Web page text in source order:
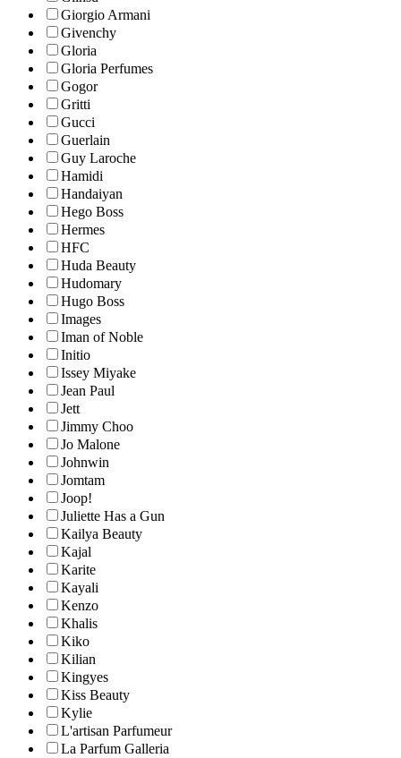
Giorgio Armani
Givenchy
Gloria
Gloria Perfumes
Gogor
Gritti
Gucci
Guerlain
Guy Laroche
Hamidi
Handaiyan
Hego Boss
Hermes
HFC
Huda Beauty
Hudomary
Hugo Boss
Images
Iman of Noble
Initio
Issey Miyake
Jean Paul
Jett
Jimmy Choo
Jo Malone
Johnwin
Jomtam
Joop!
Juliette Has a Gun
Kailya Beauty
Kajal
Karite
Kayali
Kenzo
Khalis
Kiko
Kilian
Kingyes
Kiss Beauty
Kylie
L'artisan Parfumeur
La Parfum Galleria